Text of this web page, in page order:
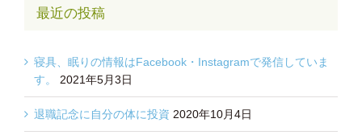
最近の投稿
寝具、眠りの情報はFacebook・Instagramで発信していま
す。
2021年5月3日
退職記念に自分の体に投資 2020年10月4日